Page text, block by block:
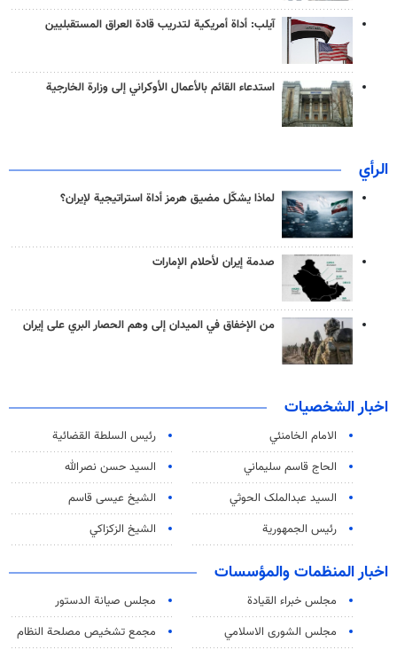
آيلب: أداة أمريكية لتدريب قادة العراق المستقبليين
استدعاء القائم بالأعمال الأوكراني إلى وزارة الخارجية
الرأي
لماذا يشكّل مضيق هرمز أداة استراتيجية لإيران؟
صدمة إيران لأحلام الإمارات
من الإخفاق في الميدان إلى وهم الحصار البري على إيران
اخبار الشخصيات
الامام الخامنئي
رئیس السلطة القضائیة
الحاج قاسم سليماني
السيد حسن نصرالله
السید عبدالملک الحوثي
الشيخ عيسى قاسم
رئيس الجمهورية
الشيخ الزكزاكي
اخبار المنظمات والمؤسسات
مجلس خبراء القيادة
مجلس صيانة الدستور
مجلس الشورى الاسلامي
مجمع تشخيص مصلحة النظام